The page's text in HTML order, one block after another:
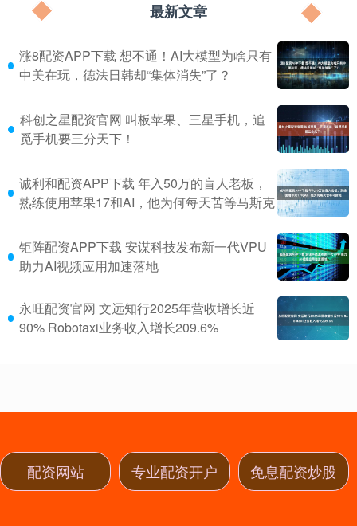
最新文章
涨8配资APP下载 想不通！AI大模型为啥只有
中美在玩，德法日韩却“集体消失”了？
科创之星配资官网 叫板苹果、三星手机，追
觅手机要三分天下！
诚利和配资APP下载 年入50万的盲人老板，
熟练使用苹果17和AI，他为何每天苦等马斯克
钜阵配资APP下载 安谋科技发布新一代VPU
助力AI视频应用加速落地
永旺配资官网 文远知行2025年营收增长近
90% Robotaxi业务收入增长209.6%
配资网站 专业配资开户 免息配资炒股